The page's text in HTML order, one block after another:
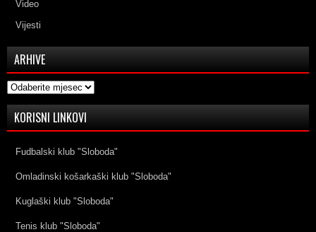
Video
Vijesti
ARHIVE
Arhive
KORISNI LINKOVI
Fudbalski klub "Sloboda"
Omladinski košarkaški klub "Sloboda"
Kuglaški klub "Sloboda"
Tenis klub "Sloboda"